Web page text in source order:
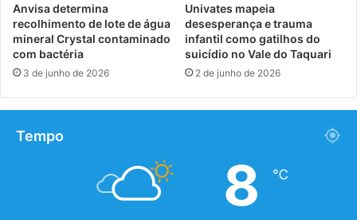
Anvisa determina
recolhimento de lote de água
mineral Crystal contaminado
com bactéria
3 de junho de 2026
Univates mapeia
desesperança e trauma
infantil como gatilhos do
suicídio no Vale do Taquari
2 de junho de 2026
Tempo
8 ℃